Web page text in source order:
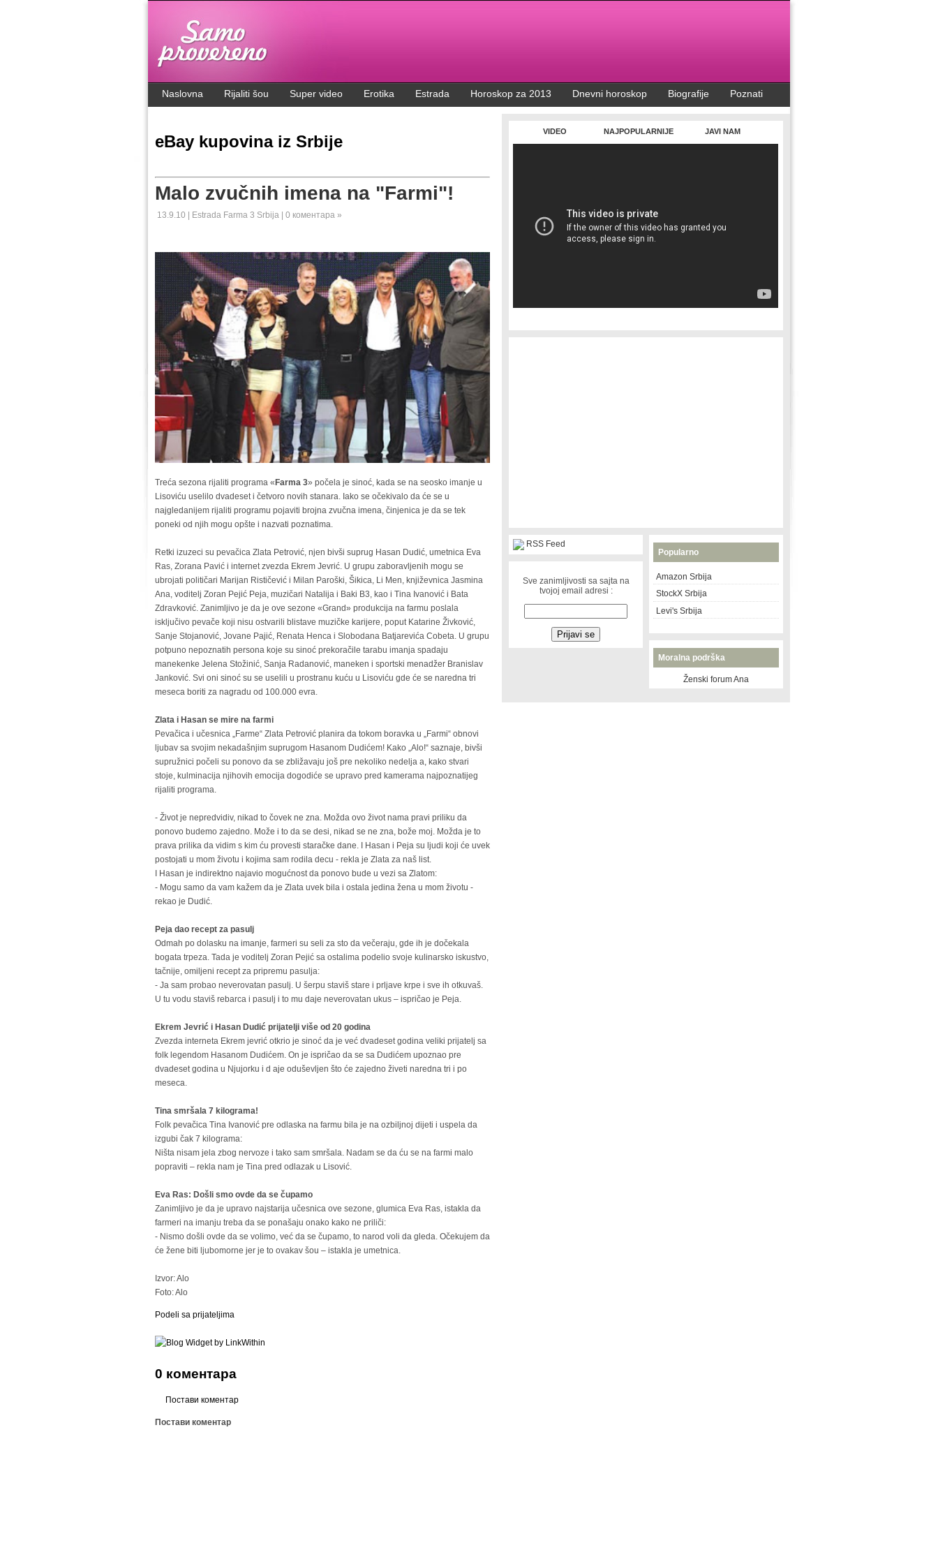
Naslovna Rijaliti šou Super video Erotika Estrada Horoskop za 2013 Dnevni horoskop Biografije Poznati
eBay kupovina iz Srbije
Malo zvučnih imena na "Farmi"!
13.9.10 | Estrada Farma 3 Srbija 0 коментара »
Treća sezona rijaliti programa « Farma 3» počela je sinoć, kada se na seosko imanje u
Lisoviću uselilo dvadeset i četvoro novih stanara. Iako se očekivalo da će se u
najgledanijem rijaliti programu pojaviti brojna zvučna imena, činjenica je da se tek
poneki od njih mogu opšte i nazvati poznatima.
Retki izuzeci su pevačica Zlata Petrović, njen bivši suprug Hasan Dudić, umetnica Eva
Ras, Zorana Pavić i internet zvezda Ekrem Jevrić. U grupu zaboravljenih mogu se
ubrojati političari Marijan Rističević i Milan Paroški, Šikica, Li Men, književnica Jasmina
Ana, voditelj Zoran Pejić Peja, muzičari Natalija i Baki B3, kao i Tina Ivanović i Bata
Zdravković. Zanimljivo je da je ove sezone «Grand» produkcija na farmu poslala
isključivo pevače koji nisu ostvarili blistave muzičke karijere, poput Katarine Živković,
Sanje Stojanović, Jovane Pajić, Renata Henca i Slobodana Batjarevića Cobeta. U grupu
potpuno nepoznatih persona koje su sinoć prekoračile tarabu imanja spadaju
manekenke Jelena Stožinić, Sanja Radanović, maneken i sportski menadžer Branislav
Janković. Svi oni sinoć su se uselili u prostranu kuću u Lisoviću gde će se naredna tri
meseca boriti za nagradu od 100.000 evra.
Zlata i Hasan se mire na farmi
Pevačica i učesnica „Farme“ Zlata Petrović planira da tokom boravka u „Farmi“ obnovi
ljubav sa svojim nekadašnjim suprugom Hasanom Dudićem! Kako „Alo!“ saznaje, bivši
supružnici počeli su ponovo da se zbližavaju još pre nekoliko nedelja a, kako stvari
stoje, kulminacija njihovih emocija dogodiće se upravo pred kamerama najpoznatijeg
rijaliti programa.
- Život je nepredvidiv, nikad to čovek ne zna. Možda ovo život nama pravi priliku da
ponovo budemo zajedno. Može i to da se desi, nikad se ne zna, bože moj. Možda je to
prava prilika da vidim s kim ću provesti staračke dane. I Hasan i Peja su ljudi koji će uvek
postojati u mom životu i kojima sam rodila decu - rekla je Zlata za naš list.
I Hasan je indirektno najavio mogućnost da ponovo bude u vezi sa Zlatom:
- Mogu samo da vam kažem da je Zlata uvek bila i ostala jedina žena u mom životu -
rekao je Dudić.
Peja dao recept za pasulj
Odmah po dolasku na imanje, farmeri su seli za sto da večeraju, gde ih je dočekala
bogata trpeza. Tada je voditelj Zoran Pejić sa ostalima podelio svoje kulinarsko iskustvo,
tačnije, omiljeni recept za pripremu pasulja:
- Ja sam probao neverovatan pasulj. U šerpu staviš stare i prljave krpe i sve ih otkuvaš.
U tu vodu staviš rebarca i pasulj i to mu daje neverovatan ukus – ispričao je Peja.
Ekrem Jevrić i Hasan Dudić prijatelji više od 20 godina
Zvezda interneta Ekrem jevrić otkrio je sinoć da je već dvadeset godina veliki prijatelj sa
folk legendom Hasanom Dudićem. On je ispričao da se sa Dudićem upoznao pre
dvadeset godina u Njujorku i d aje oduševljen što će zajedno živeti naredna tri i po
meseca.
Tina smršala 7 kilograma!
Folk pevačica Tina Ivanović pre odlaska na farmu bila je na ozbiljnoj dijeti i uspela da
izgubi čak 7 kilograma:
Ništa nisam jela zbog nervoze i tako sam smršala. Nadam se da ću se na farmi malo
popraviti – rekla nam je Tina pred odlazak u Lisović.
Eva Ras: Došli smo ovde da se čupamo
Zanimljivo je da je upravo najstarija učesnica ove sezone, glumica Eva Ras, istakla da
farmeri na imanju treba da se ponašaju onako kako ne priliči:
- Nismo došli ovde da se volimo, već da se čupamo, to narod voli da gleda. Očekujem da
će žene biti ljubomorne jer je to ovakav šou – istakla je umetnica.
Izvor: Alo
Foto: Alo
Podeli sa prijateljima
0 коментара
Постави коментар
Постави коментар
VIDEO NAJPOPULARNIJE JAVI NAM
RSS Feed
Sve zanimljivosti sa sajta na
tvojoj email adresi :
Popularno
Amazon Srbija
StockX Srbija
Levi's Srbija
Moralna podrška
Ženski forum Ana